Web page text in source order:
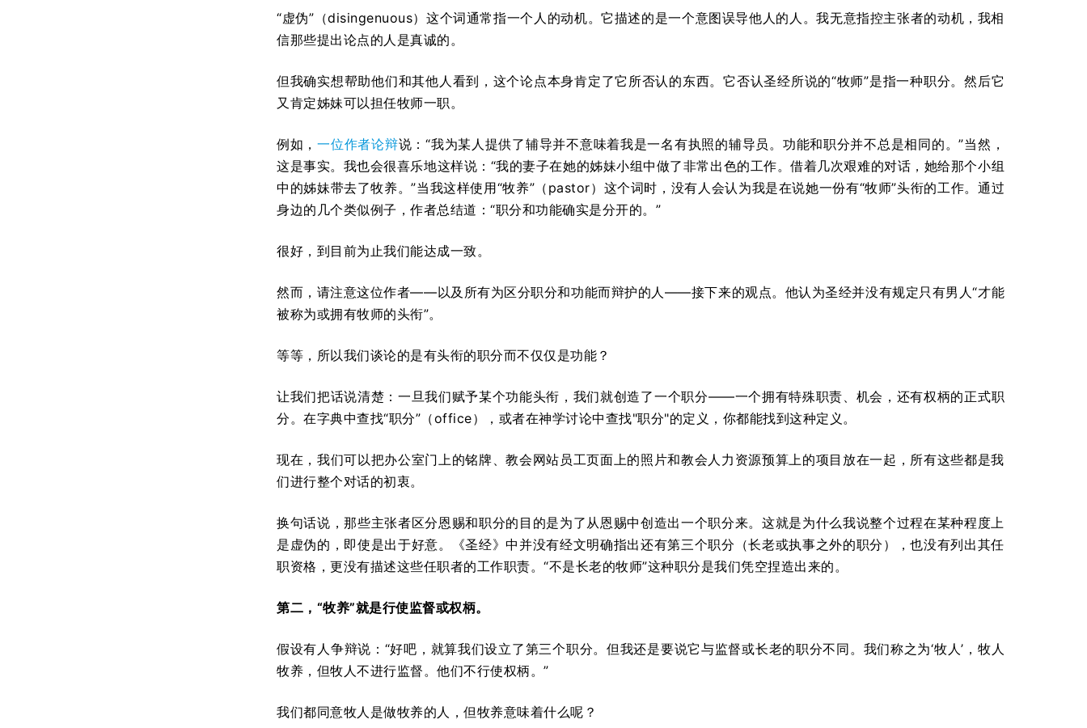
“虚伪”（disingenuous）这个词通常指一个人的动机。它描述的是一个意图误导他人的人。我无意指控主张者的动机，我相
信那些提出论点的人是真诚的。
但我确实想帮助他们和其他人看到，这个论点本身肯定了它所否认的东西。它否认圣经所说的“牧师”是指一种职分。然后它
又肯定姊妹可以担任牧师一职。
例如，一位作者论辩说：“我为某人提供了辅导并不意味着我是一名有执照的辅导员。功能和职分并不总是相同的。”当然，
这是事实。我也会很喜乐地这样说：“我的妻子在她的姊妹小组中做了非常出色的工作。借着几次艰难的对话，她给那个小组
中的姊妹带去了牧养。”当我这样使用“牧养”（pastor）这个词时，没有人会认为我是在说她一份有“牧师”头衔的工作。通过
身边的几个类似例子，作者总结道：“职分和功能确实是分开的。”
很好，到目前为止我们能达成一致。
然而，请注意这位作者——以及所有为区分职分和功能而辩护的人——接下来的观点。他认为圣经并没有规定只有男人“才能
被称为或拥有牧师的头衔”。
等等，所以我们谈论的是有头衔的职分而不仅仅是功能？
让我们把话说清楚：一旦我们赋予某个功能头衔，我们就创造了一个职分——一个拥有特殊职责、机会，还有权柄的正式职
分。在字典中查找“职分”（office），或者在神学讨论中查找"职分"的定义，你都能找到这种定义。
现在，我们可以把办公室门上的铭牌、教会网站员工页面上的照片和教会人力资源预算上的项目放在一起，所有这些都是我
们进行整个对话的初衷。
换句话说，那些主张者区分恩赐和职分的目的是为了从恩赐中创造出一个职分来。这就是为什么我说整个过程在某种程度上
是虚伪的，即使是出于好意。《圣经》中并没有经文明确指出还有第三个职分（长老或执事之外的职分），也没有列出其任
职资格，更没有描述这些任职者的工作职责。“不是长老的牧师”这种职分是我们凭空捏造出来的。
第二，“牧养”就是行使监督或权柄。
假设有人争辩说：“好吧，就算我们设立了第三个职分。但我还是要说它与监督或长老的职分不同。我们称之为‘牧人’，牧人
牧养，但牧人不进行监督。他们不行使权柄。”
我们都同意牧人是做牧养的人，但牧养意味着什么呢？